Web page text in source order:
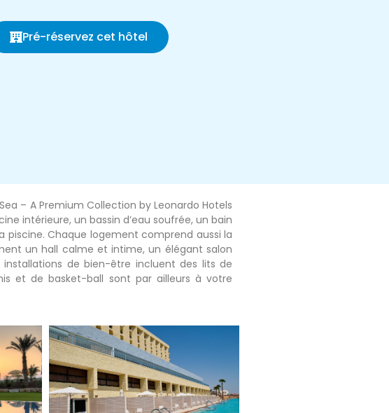
Pré-réservez cet hôtel
– A Premium Collection by Leonardo Hotels
intérieure, un bassin d’eau soufrée, un bain
piscine. Chaque logement comprend aussi la
un hall calme et intime, un élégant salon
de bien-être incluent des lits de
et de basket-ball sont par ailleurs à votre